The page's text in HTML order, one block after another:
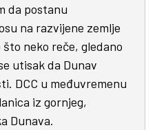
da postanu
na razvijene zemlje
neko reče, gledano
utisak da Dunav
DCC u međuvremenu
iz gornjeg,
Dunava.